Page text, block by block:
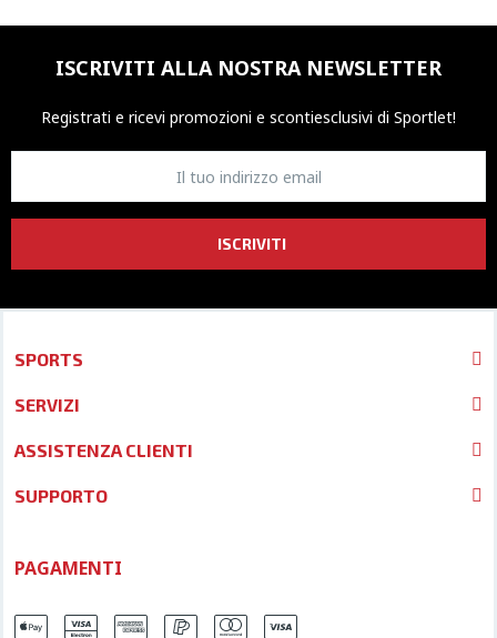
ISCRIVITI ALLA NOSTRA NEWSLETTER
Registrati e ricevi promozioni e scontiesclusivi di Sportlet!
ISCRIVITI
SPORTS
SERVIZI
ASSISTENZA CLIENTI
SUPPORTO
PAGAMENTI